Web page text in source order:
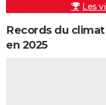
Les
Records du
en 2025